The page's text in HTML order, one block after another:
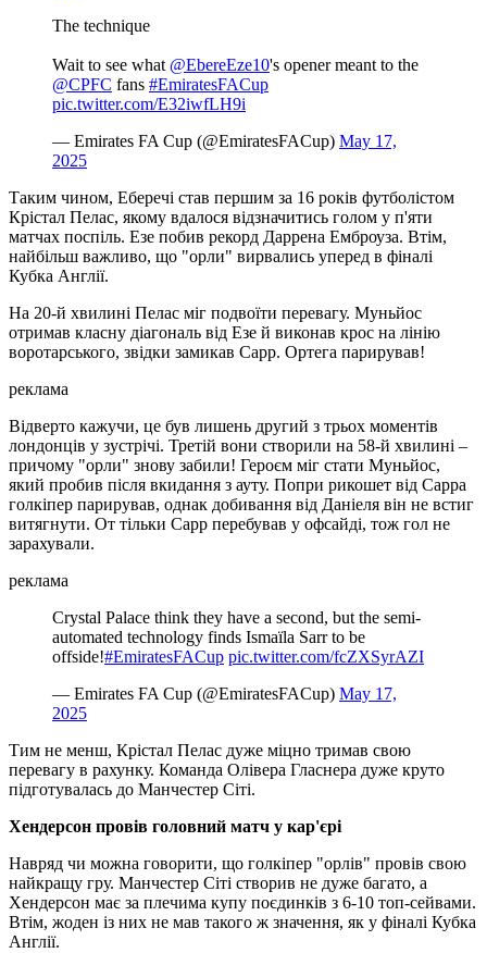
The technique
Wait to see what @EbereEze10's opener meant to the
@CPFC fans ️ #EmiratesFACup
pic.twitter.com/E32iwfLH9i
— Emirates FA Cup (@EmiratesFACup) May 17,
2025
Таким чином, Еберечі став першим за 16 років футболістом
Крістал Пелас, якому вдалося відзначитись голом у п'яти
матчах поспіль. Езе побив рекорд Даррена Емброуза. Втім,
найбільш важливо, що "орли" вирвались уперед в фіналі
Кубка Англії.
На 20-й хвилині Пелас міг подвоїти перевагу. Муньйос
отримав класну діагональ від Езе й виконав крос на лінію
воротарського, звідки замикав Сарр. Ортега парирував!
реклама
Відверто кажучи, це був лишень другий з трьох моментів
лондонців у зустрічі. Третій вони створили на 58-й хвилині –
причому "орли" знову забили! Героєм міг стати Муньйос,
який пробив після вкидання з ауту. Попри рикошет від Сарра
голкіпер парирував, однак добивання від Даніеля він не встиг
витягнути. От тільки Сарр перебував у офсайді, тож гол не
зарахували.
реклама
Crystal Palace think they have a second, but the semi-
automated technology finds Ismaïla Sarr to be
offside!#EmiratesFACup pic.twitter.com/fcZXSyrAZI
— Emirates FA Cup (@EmiratesFACup) May 17,
2025
Тим не менш, Крістал Пелас дуже міцно тримав свою
перевагу в рахунку. Команда Олівера Гласнера дуже круто
підготувалась до Манчестер Сіті.
Хендерсон провів головний матч у кар'єрі
Навряд чи можна говорити, що голкіпер "орлів" провів свою
найкращу гру. Манчестер Сіті створив не дуже багато, а
Хендерсон має за плечима купу поєдинків з 6-10 топ-сейвами.
Втім, жоден із них не мав такого ж значення, як у фіналі Кубка
Англії.